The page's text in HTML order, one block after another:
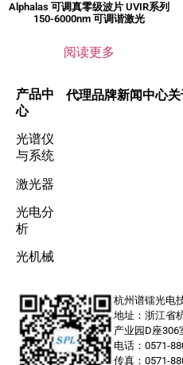
Alphalas 可调真零级波片 UVIR系列
150-6000nm 可调谐激光
阅读更多
产品中
心
光谱仪
与系统
激光器
光电分
析
光机械
代理品牌新闻中心关
杭州谱镭光电
地址：浙江省
产业园D座306
电话：0571-
传真：0571-